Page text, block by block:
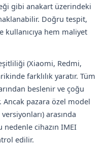
gibi anakart üzerindeki
Doğru tespit,
hem maliyet
(Xiaomi, Redmi,
farklılık yaratır. Tüm
beslenir ve çoğu
Ancak pazara özel model
arasında
nedenle cihazın IMEI
edilir.